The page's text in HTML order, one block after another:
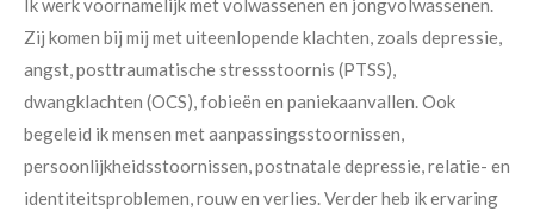
Ik werk voornamelijk met volwassenen en jongvolwassenen.
Zij komen bij mij met uiteenlopende klachten, zoals depressie,
angst, posttraumatische stressstoornis (PTSS),
dwangklachten (OCS), fobieën en paniekaanvallen. Ook
begeleid ik mensen met aanpassingsstoornissen,
persoonlijkheidsstoornissen, postnatale depressie, relatie- en
identiteitsproblemen, rouw en verlies. Verder heb ik ervaring